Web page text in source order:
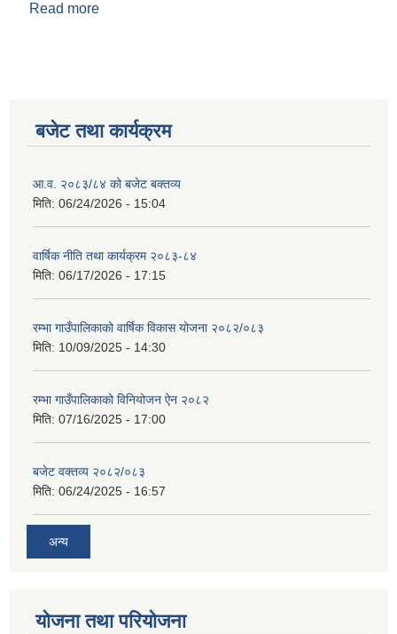
Read more
बजेट तथा कार्यक्रम
आ.व. २०८३/८४ को बजेट बक्तव्य
मिति: 06/24/2026 - 15:04
वार्षिक नीति तथा कार्यक्रम २०८३-८४
मिति: 06/17/2026 - 17:15
रम्भा गाउँपालिकाको वार्षिक विकास योजना २०८२/०८३
मिति: 10/09/2025 - 14:30
रम्भा गाउँपालिकाको विनियोजन ऐन २०८२
मिति: 07/16/2025 - 17:00
बजेट वक्तव्य २०८२/०८३
मिति: 06/24/2025 - 16:57
अन्य
योजना तथा परियोजना